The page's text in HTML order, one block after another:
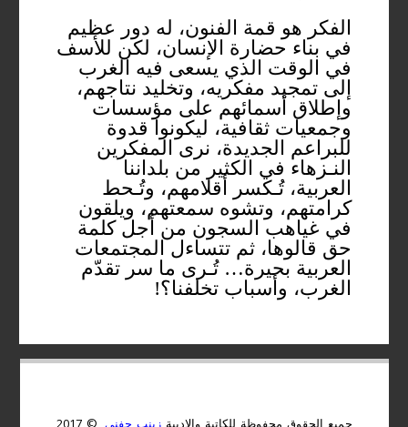
الفكر هو قمة الفنون، له دور عظيم
في بناء حضارة الإنسان، لكن للأسف
في الوقت الذي يسعى فيه الغرب
إلى تمجيد مفكريه، وتخليد نتاجهم،
وإطلاق أسمائهم على مؤسسات
وجمعيات ثقافية، ليكونوا قدوة
للبراعم الجديدة، نرى المفكرين
النـزهاء في الكثير من بلداننا
العربية، تُـكسر أقلامهم، وتُـحط
كرامتهم، وتشوه سمعتهم، ويلقون
في غياهب السجون من أجل كلمة
حق قالوها، ثم تتساءل المجتمعات
العربية بحيرة… تُـرى ما سر تقدّم
الغرب، وأسباب تخلفنا؟!
جميع الحقوق محفوظة للكاتبة والاديبةزينب حفني, © 2017